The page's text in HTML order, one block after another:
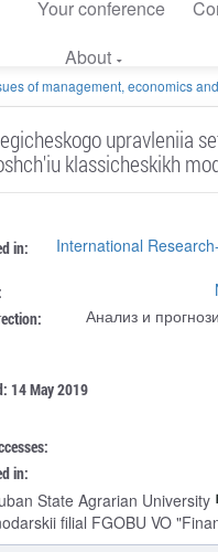
Your conference
About
of management, economics
upravleniia
klassicheskikh
in:
International
Анализ и
14 May 2019
in:
State Agrarian University
filial FGOBU VO